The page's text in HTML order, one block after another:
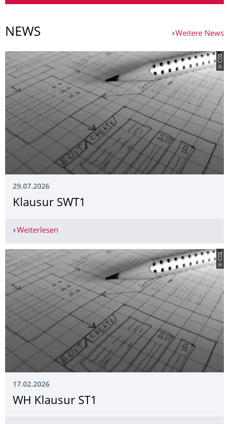
NEWS Weitere News
© CC0
29.07.2026
Klausur SWT1
Weiterlesen
© CC0
17.02.2026
WH Klausur ST1